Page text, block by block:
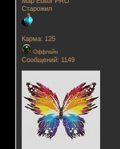
Старожил
Карма: 125
Оффлайн
Сообщений: 1149